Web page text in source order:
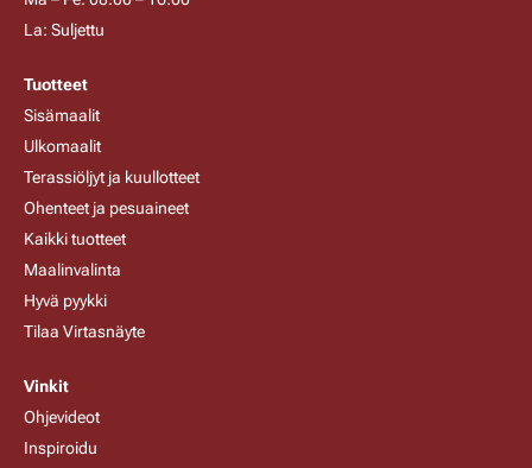
La: Suljettu
Tuotteet
Sisämaalit
Ulkomaalit
Terassiöljyt ja kuullotteet
Ohenteet ja pesuaineet
Kaikki tuotteet
Maalinvalinta
Hyvä pyykki
Tilaa Virtasnäyte
Vinkit
Ohjevideot
Inspiroidu